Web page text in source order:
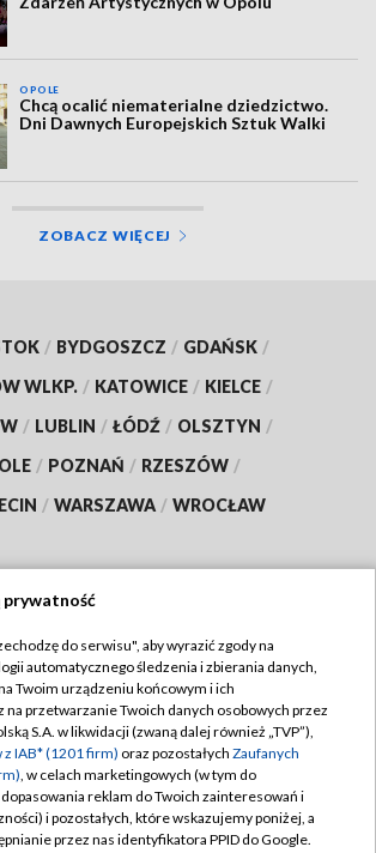
OPOLE
Chcą ocalić niematerialne dziedzictwo.
Dni Dawnych Europejskich Sztuk Walki
ZOBACZ WIĘCEJ
/ BYDGOSZCZ / GDAŃSK /
WLKP. / KATOWICE / KIELCE /
/ LUBLIN / ŁÓDŹ / OLSZTYN /
/ POZNAŃ / RZESZÓW /
/ WARSZAWA / WROCŁAW
TVP
TVP
Cyfrowa
Regulamin TVP
Polityka prywatności
Moje zgody
Pomoc
prywatność
do serwisu", aby wyrazić zgody na
automatycznego śledzenia i zbierania danych,
Twoim urządzeniu końcowym i ich
przetwarzanie Twoich danych osobowych przez
S.A. w likwidacji (zwaną dalej również „TVP”),
IAB* (1201 firm) oraz pozostałych Zaufanych
, w celach marketingowych (w tym do
reklam do Twoich zainteresowań i
i pozostałych, które wskazujemy poniżej, a
przez nas identyfikatora PPID do Google.